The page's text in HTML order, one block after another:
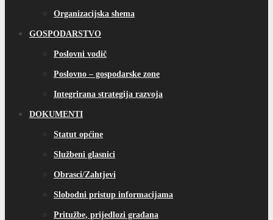
Organizacijska shema
GOSPODARSTVO
Poslovni vodič
Poslovno – gospodarske zone
Integrirana strategija razvoja
DOKUMENTI
Statut općine
Službeni glasnici
Obrasci/Zahtjevi
Slobodni pristup informacijama
Pritužbe, prijedlozi građana